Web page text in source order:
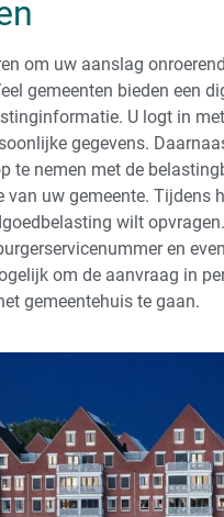
om uw aanslag
gemeenten bieden een
U logt in
gegevens.
te nemen met de
uw gemeente. Tijdens
wilt
en
om de aanvraag in
gemeentehuis te gaan.